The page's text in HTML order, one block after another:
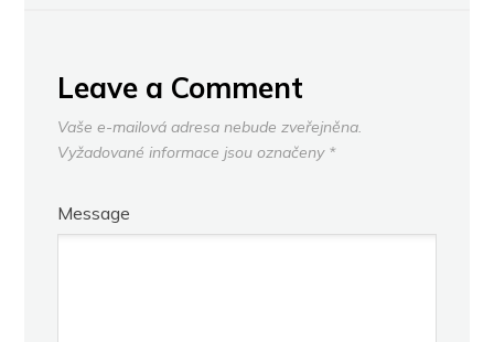
Leave a Comment
Vaše e-mailová adresa nebude zveřejněna.
Vyžadované informace jsou označeny *
Message